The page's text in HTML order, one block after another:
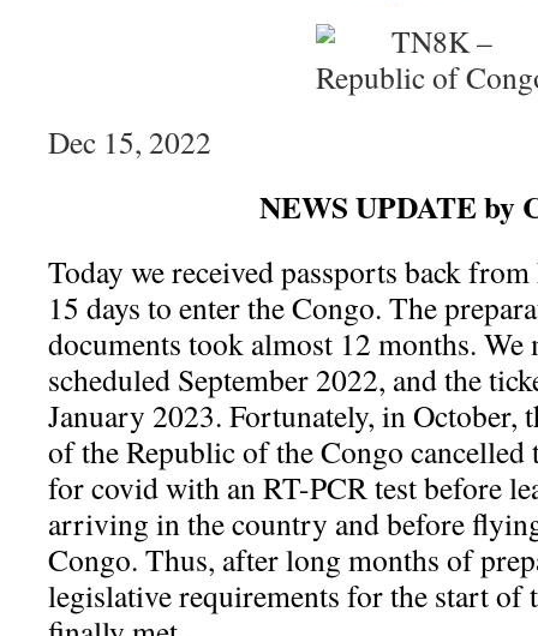
Dec 15, 2022
NEWS UPDATE by
Today we received passports back
15 days to enter the Congo. The
documents took almost 12 months.
scheduled September 2022, and the
January 2023. Fortunately, in
of the Republic of the Congo cancelled
for covid with an RT-PCR test before
arriving in the country and before
Congo. Thus, after long months of
legislative requirements for the start of